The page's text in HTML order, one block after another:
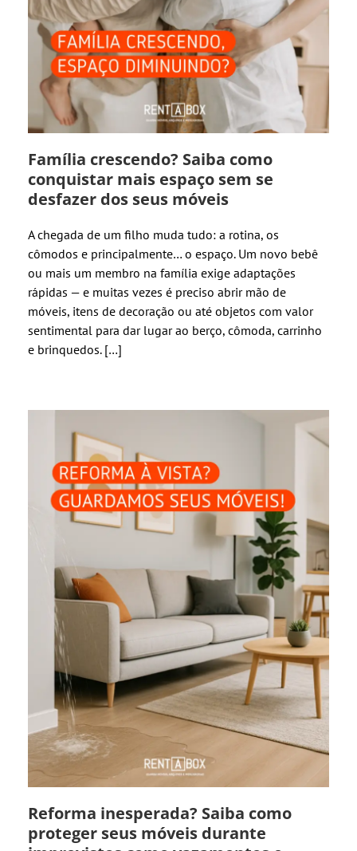
Família crescendo? Saiba como
conquistar mais espaço sem se
desfazer dos seus móveis
A chegada de um filho muda tudo: a rotina, os
cômodos e principalmente… o espaço. Um novo bebê
ou mais um membro na família exige adaptações
rápidas — e muitas vezes é preciso abrir mão de
móveis, itens de decoração ou até objetos com valor
sentimental para dar lugar ao berço, cômoda, carrinho
e brinquedos. […]
Reforma inesperada? Saiba como
proteger seus móveis durante